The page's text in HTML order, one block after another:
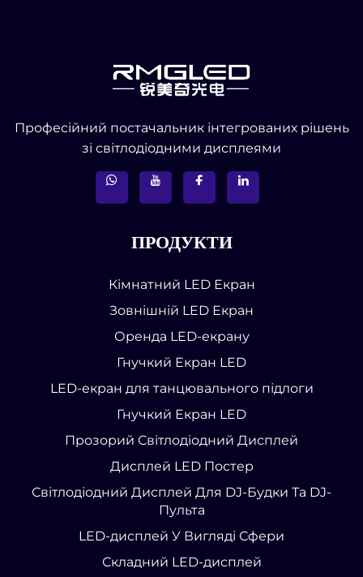
Професійний постачальник інтегрованих рішень
зі світлодіодними дисплеями
ПРОДУКТИ
Кімнатний LED Екран
Зовнішній LED Екран
Оренда LED-екрану
Гнучкий Екран LED
LED-екран для танцювального підлоги
Гнучкий Екран LED
Прозорий Світлодіодний Дисплей
Дисплей LED Постер
Світлодіодний Дисплей Для DJ-Будки Та DJ-
Пульта
LED-дисплей У Вигляді Сфери
Складний LED-дисплей